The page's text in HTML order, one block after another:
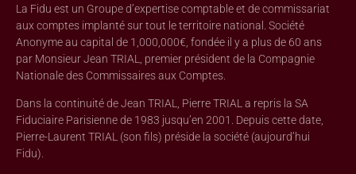
La Fidu est un Groupe d’expertise comptable et de commissariat
aux comptes implanté sur tout le territoire national. Société
Anonyme au capital de 1,000,000€, fondée il y a plus de 60 ans
par Monsieur Jean TRIAL, premier président de la Compagnie
Nationale des Commissaires aux Comptes.
Dans la continuité de Jean TRIAL, Pierre TRIAL a repris la SA
Fiduciaire Parisienne de 1983 jusqu’en 2001. Depuis cette date,
Pierre-Laurent TRIAL (son fils) préside la société (aujourd’hui
Fidu).